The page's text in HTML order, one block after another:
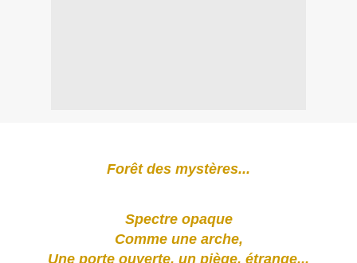
Forêt des mystères...
Spectre opaque
Comme une arche,
Une porte ouverte, un piège, étrange...